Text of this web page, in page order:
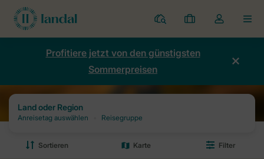
Ferienparks
Meine
Buchungen
Dropdown-
Menü
Kontos
Profitiere jetzt von den günstigsten
Sommerpreisen